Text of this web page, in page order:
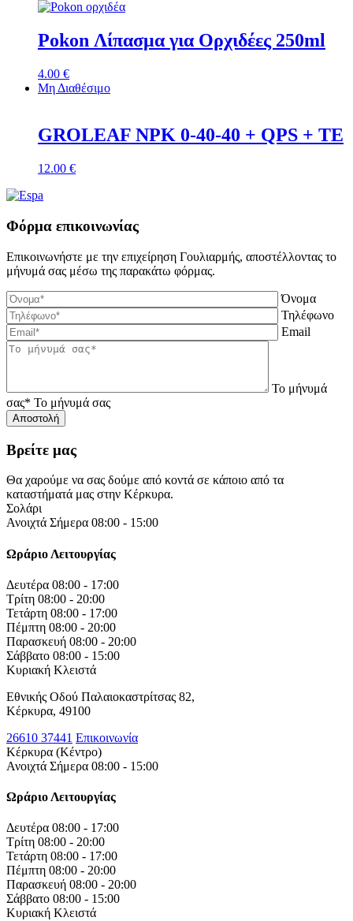
Pokon Λίπασμα για Ορχιδέες 250ml
4.00 €
Μη Διαθέσιμο
GROLEAF NPK 0-40-40 + QPS + TE
12.00 €
Φόρμα επικοινωνίας
Επικοινωνήστε με την επιχείρηση Γουλιαρμής, αποστέλλοντας το
μήνυμά σας μέσω της παρακάτω φόρμας.
Όνομα
Τηλέφωνο
Email
Το μήνυμά
σας* Το μήνυμά σας
Βρείτε μας
Θα χαρούμε να σας δούμε από κοντά σε κάποιο από τα
καταστήματά μας στην Κέρκυρα.
Σολάρι
Ανοιχτά Σήμερα 08:00 - 15:00
Ωράριο Λειτουργίας
Δευτέρα 08:00 - 17:00
Τρίτη 08:00 - 20:00
Τετάρτη 08:00 - 17:00
Πέμπτη 08:00 - 20:00
Παρασκευή 08:00 - 20:00
Σάββατο 08:00 - 15:00
Κυριακή Κλειστά
Εθνικής Οδού Παλαιοκαστρίτσας 82,
Κέρκυρα, 49100
26610 37441 Επικοινωνία
Κέρκυρα (Κέντρο)
Ανοιχτά Σήμερα 08:00 - 15:00
Ωράριο Λειτουργίας
Δευτέρα 08:00 - 17:00
Τρίτη 08:00 - 20:00
Τετάρτη 08:00 - 17:00
Πέμπτη 08:00 - 20:00
Παρασκευή 08:00 - 20:00
Σάββατο 08:00 - 15:00
Κυριακή Κλειστά